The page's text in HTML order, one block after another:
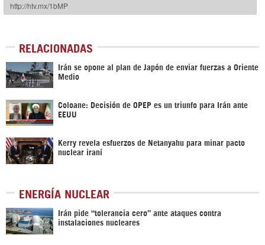
RELACIONADAS
Irán se opone al plan de Japón de enviar fuerzas a Oriente
Medio
Coloane: Decisión de OPEP es un triunfo para Irán ante
EEUU
Kerry revela esfuerzos de Netanyahu para minar pacto
nuclear iraní
ENERGÍA NUCLEAR
Irán pide “tolerancia cero” ante ataques contra
instalaciones nucleares